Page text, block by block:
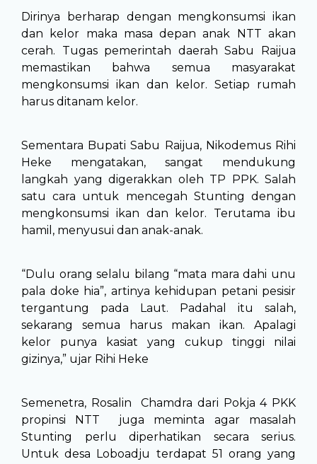
Dirinya berharap dengan mengkonsumsi ikan
dan kelor maka masa depan anak NTT akan
cerah. Tugas pemerintah daerah Sabu Raijua
memastikan bahwa semua masyarakat
mengkonsumsi ikan dan kelor. Setiap rumah
harus ditanam kelor.
Sementara Bupati Sabu Raijua, Nikodemus Rihi
Heke mengatakan, sangat mendukung
langkah yang digerakkan oleh TP PPK. Salah
satu cara untuk mencegah Stunting dengan
mengkonsumsi ikan dan kelor. Terutama ibu
hamil, menyusui dan anak-anak.
“Dulu orang selalu bilang “mata mara dahi unu
pala doke hia”, artinya kehidupan petani pesisir
tergantung pada Laut. Padahal itu salah,
sekarang semua harus makan ikan. Apalagi
kelor punya kasiat yang cukup tinggi nilai
gizinya,” ujar Rihi Heke
Semenetra, Rosalin Chamdra dari Pokja 4 PKK
propinsi NTT juga meminta agar masalah
Stunting perlu diperhatikan secara serius.
Untuk desa Loboadju terdapat 51 orang yang